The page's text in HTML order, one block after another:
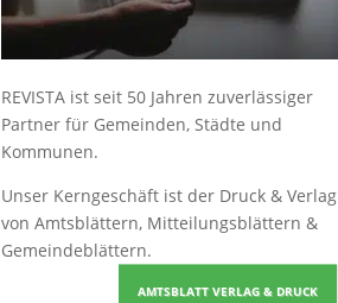
REVISTA ist seit 50 Jahren zuverlässiger
Partner für Gemeinden, Städte und
Kommunen.
Unser Kerngeschäft ist der Druck & Verlag
von Amtsblättern, Mitteilungsblättern &
Gemeindeblättern.
AMTSBLATT VERLAG & DRUCK